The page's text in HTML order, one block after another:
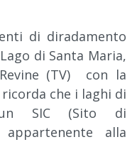
di diradamento
di Santa Maria,
(TV) con la
che i laghi di
un SIC (Sito di
appartenente alla